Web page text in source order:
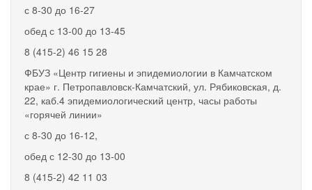
с 8-30 до 16-27
обед с 13-00 до 13-45
8 (415-2) 46 15 28
ФБУЗ «Центр гигиены и эпидемиологии в Камчатском
крае» г. Петропавловск-Камчатский, ул. Рябиковская, д.
22, каб.4 эпидемиологический центр, часы работы
«горячей линии»
с 8-30 до 16-12,
обед с 12-30 до 13-00
8 (415-2) 42 11 03